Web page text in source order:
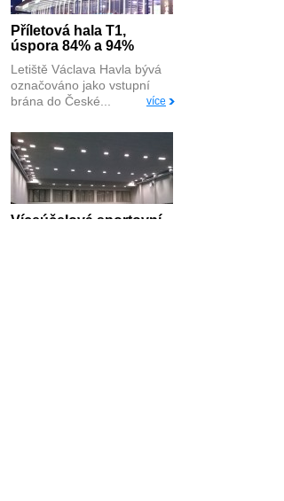
Příletová hala T1,
úspora 84% a 94%
Letiště Václava Havla bývá
označováno jako vstupní
brána do České...
více
Víceúčelová sportovní